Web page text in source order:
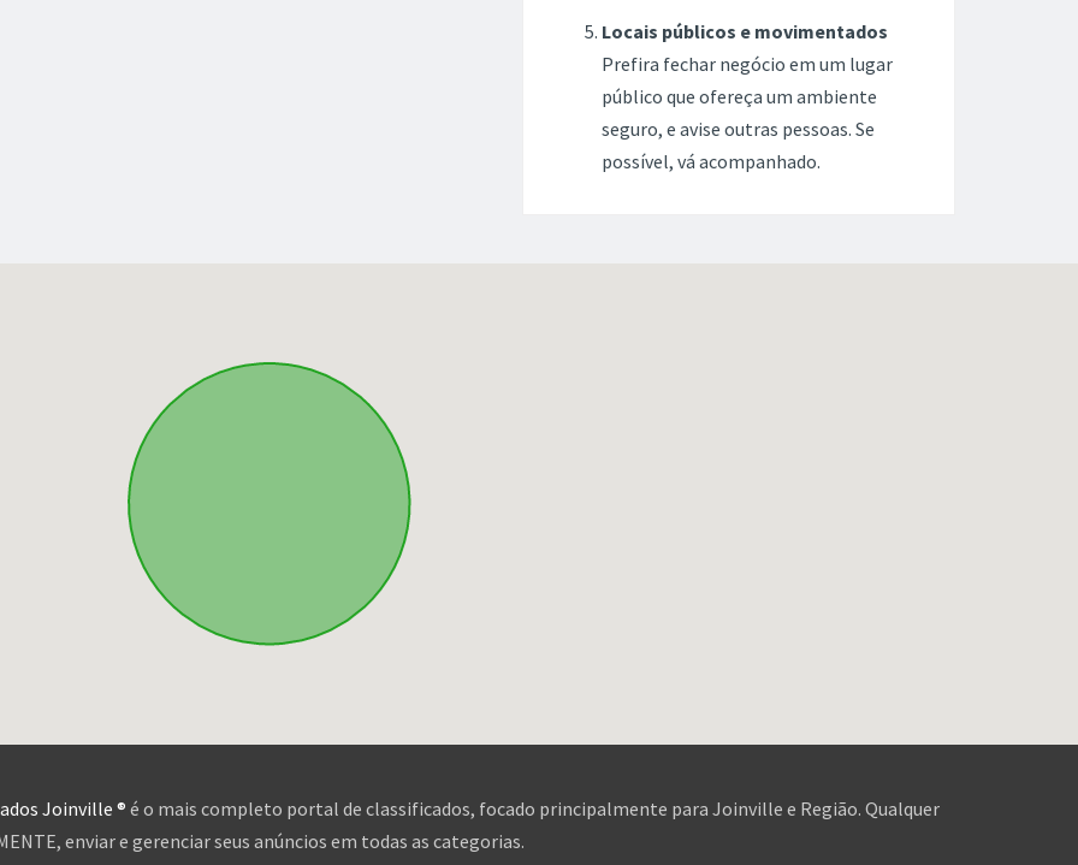
Locais públicos e movimentados
Prefira fechar negócio em um lugar
público que ofereça um ambiente
seguro, e avise outras pessoas. Se
possível, vá acompanhado.
Joinville ® é o mais completo portal de classificados, focado principalmente para Joinville e Região. Qualquer
enviar e gerenciar seus anúncios em todas as categorias.